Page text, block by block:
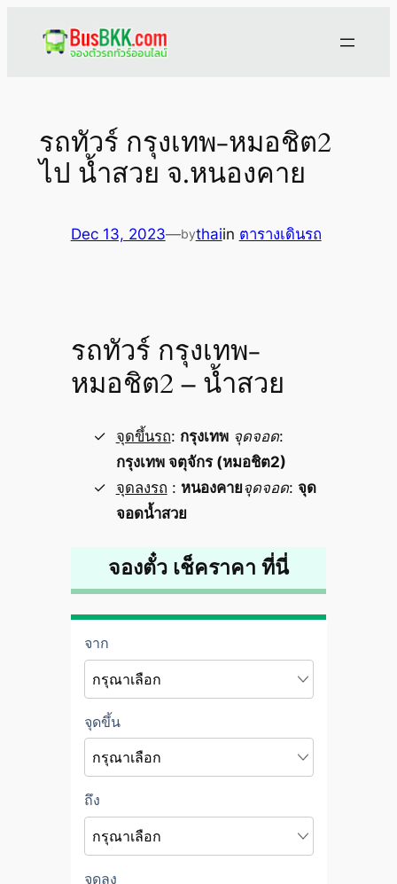
รถทัวร์ กรุงเทพ-หมอชิต2
ไป น้ำสวย จ.หนองคาย
Dec 13, 2023—bythaiin ตารางเดินรถ
รถทัวร์ กรุงเทพ-
หมอชิต2 – น้ำสวย
จุดขึ้นรถ: กรุงเทพ จุดจอด:
กรุงเทพ จตุจักร (หมอชิต2)
จุดลงรถ : หนองคาย จุดจอด: จุด
จอดน้ำสวย
จองตั๋ว เช็คราคา ที่นี่